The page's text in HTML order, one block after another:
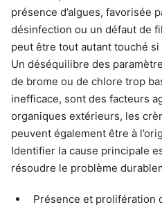
présence d’algues, favorisée
désinfection ou un défaut de
peut être tout autant touché
Un déséquilibre des
de brome ou de chlore trop
inefficace, sont des facteurs
organiques extérieurs, les
peuvent également être à
Identifier la cause principale
résoudre le problème
Présence et prolifération